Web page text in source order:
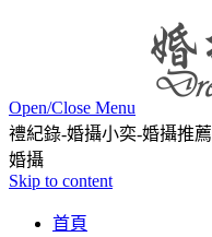
Open/Close Menu
禮紀錄-婚攝小奕-婚攝推
婚攝
Skip to content
首頁